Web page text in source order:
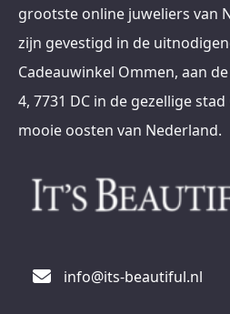
grootste online juweliers van
zijn gevestigd in de
Cadeauwinkel Ommen, aan
4, 7731 DC in de gezellige stad
mooie oosten van Nederland.
info@its-beautiful.nl